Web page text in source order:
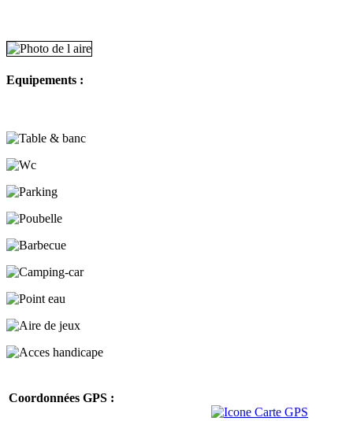
Equipements :
Coordonnées GPS :